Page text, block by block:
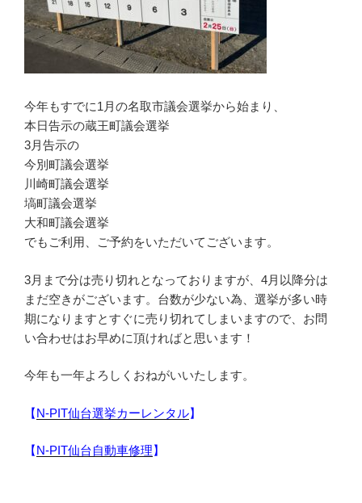
今年もすでに1月の名取市議会選挙から始まり、
本日告示の蔵王町議会選挙
3月告示の
今別町議会選挙
川崎町議会選挙
塙町議会選挙
大和町議会選挙
でもご利用、ご予約をいただいてございます。
3月まで分は売り切れとなっておりますが、4月以降分は
まだ空きがございます。台数が少ない為、選挙が多い時
期になりますとすぐに売り切れてしまいますので、お問
い合わせはお早めに頂ければと思います！
今年も一年よろしくおねがいいたします。
【N-PIT仙台選挙カーレンタル】
【N-PIT仙台自動車修理】